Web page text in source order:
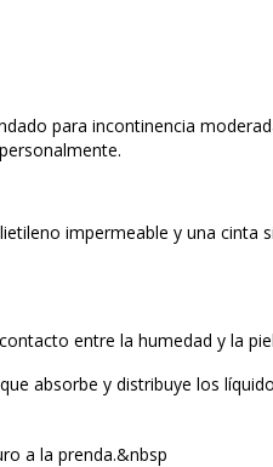
para incontinencia
impermeable y una cinta
entre la humedad y la
absorbe y distribuye los
a la prenda.&nbsp